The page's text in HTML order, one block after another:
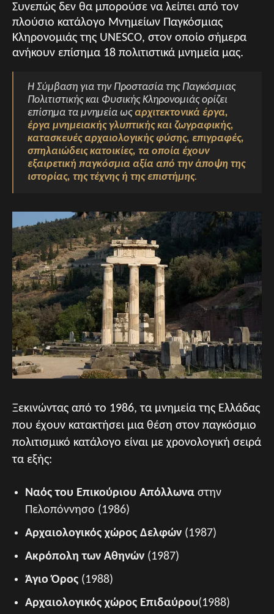
Συνεπώς δεν θα μπορούσε να λείπει από τον
πλούσιο κατάλογο Μνημείων Παγκόσμιας
Κληρονομιάς της UNESCO, στον οποίο σήμερα
ανήκουν επίσημα 18 πολιτιστικά μνημεία μας.
Η Σύμβαση για την Προστασία της Παγκόσμιας
Πολιτιστικής και Φυσικής Κληρονομιάς ορίζει
επίσημα τα μνημεία ωςαρχιτεκτονικά έργα,
έργα μνημειακής γλυπτικής και ζωγραφικής,
κατασκευές αρχαιολογικής φύσης, επιγραφές,
σπηλαιώδεις κατοικίες, τα οποία έχουν
εξαιρετική παγκόσμια αξία από την άποψη της
ιστορίας, της τέχνης ή της επιστήμης.
Ξεκινώντας από το 1986, τα μνημεία της Ελλάδας
που έχουν κατακτήσει μια θέση στον παγκόσμιο
πολιτισμικό κατάλογο είναι με χρονολογική σειρά
τα εξής:
Ναός του Επικούριου Απόλλωνα στην
Πελοπόννησο (1986)
Αρχαιολογικός χώρος Δελφών (1987)
Ακρόπολη των Αθηνών (1987)
Άγιο Όρος (1988)
Αρχαιολογικός χώρος Επιδαύρου(1988)